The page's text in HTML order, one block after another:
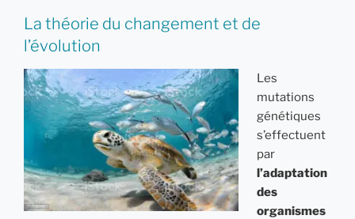
La théorie du changement et de
l’évolution
Les
mutations
génétiques
s’effectuent
par
l’adaptation
des
organismes